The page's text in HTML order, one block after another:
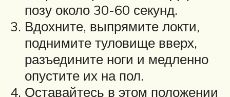
позу около 30-60 секунд.
Вдохните, выпрямите локти,
поднимите туловище вверх,
разъедините ноги и медленно
опустите их на пол.
Оставайтесь в этом положении